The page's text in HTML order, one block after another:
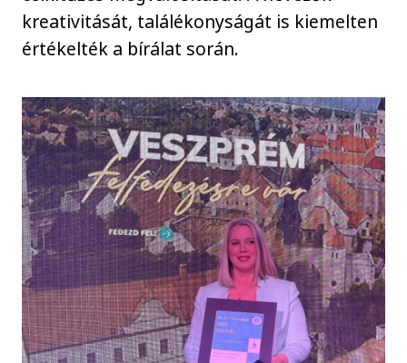
kreativitását, találékonyságát is kiemelten
értékelték a bírálat során.